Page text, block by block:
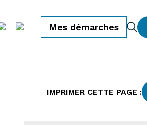
Mes démarches
IMPRIMER CETTE PAGE :